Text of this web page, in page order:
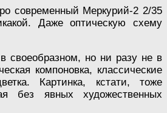
современный Меркурий-2 2/35
Даже оптическую схему
своеобразном, но ни разу не в
компоновка, классические
Картинка, кстати, тоже
без явных художественных